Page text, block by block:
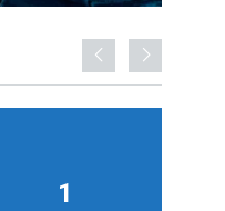
1